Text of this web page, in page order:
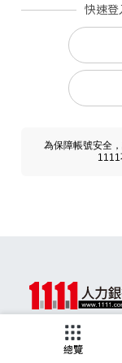
快速登
為保障帳號安全
總覽